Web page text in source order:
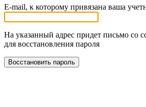
E-mail, к которому привязана ваша
На указанный адрес придет письмо со
для восстановления пароля